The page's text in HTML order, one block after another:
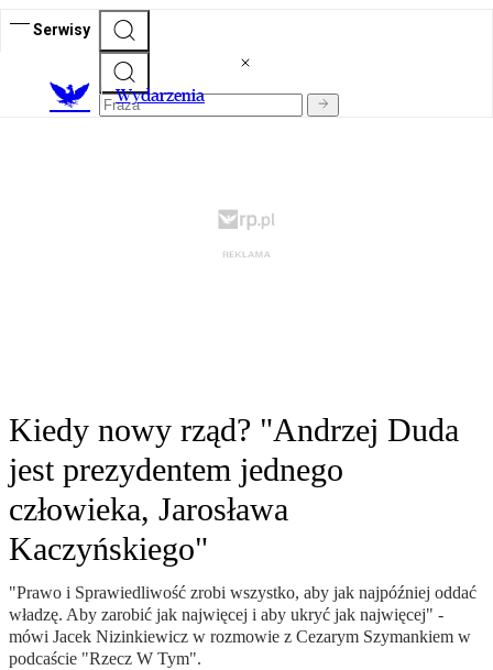
Serwisy
Wydarzenia
Kiedy nowy rząd? "Andrzej Duda
jest prezydentem jednego
człowieka, Jarosława
Kaczyńskiego"
"Prawo i Sprawiedliwość zrobi wszystko, aby jak najpóźniej oddać
władzę. Aby zarobić jak najwięcej i aby ukryć jak najwięcej" -
mówi Jacek Nizinkiewicz w rozmowie z Cezarym Szymankiem w
podcaście "Rzecz W Tym".